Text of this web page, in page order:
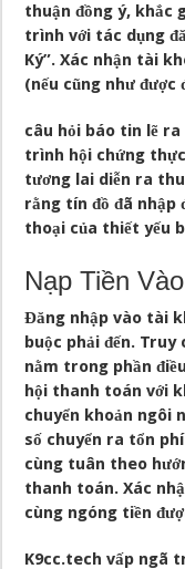
thuận đồng ý, khắc
trình với tác dụng
Ký”. Xác nhận tài
(nếu cũng như được
câu hỏi báo tin lẽ
trình hội chứng
tương lai diễn ra
rằng tín đồ đã nhập
thoại của thiết yếu
Nạp Tiền
Đăng nhập vào tài
buộc phải đến.
nằm trong phần
hội thanh toán với
chuyển khoản ngôi
số chuyển ra tổn
cùng tuân theo
thanh toán. Xác
cùng ngóng tiền
K9cc.tech vấp ngã